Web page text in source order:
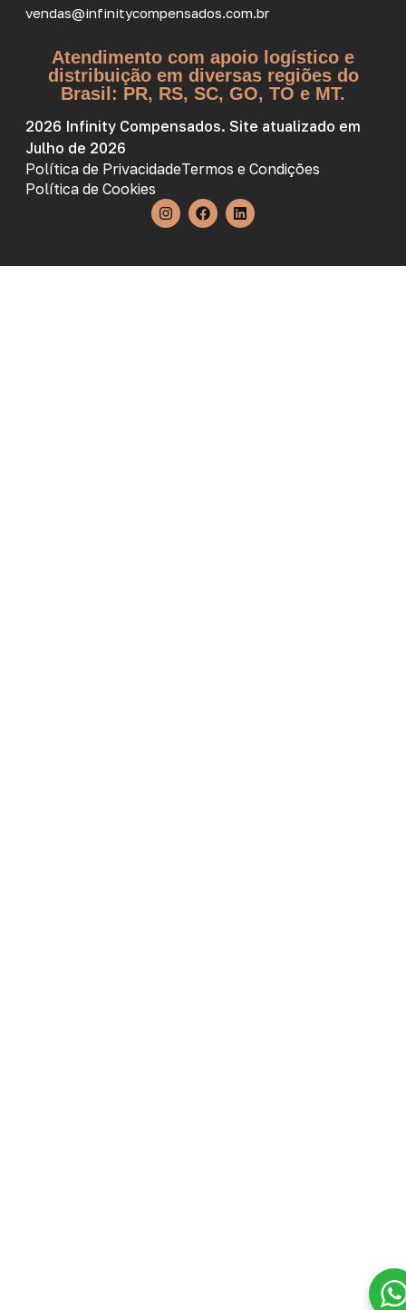
vendas@infinitycompensados.com.br
Atendimento com apoio logístico e
distribuição em diversas regiões do
Brasil: PR, RS, SC, GO, TO e MT.
2026 Infinity Compensados. Site atualizado em
Julho de 2026
Política de PrivacidadeTermos e Condições
Política de Cookies